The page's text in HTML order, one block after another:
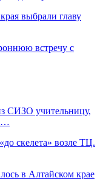
выбрали главу
встречу с
СИЗО учительницу,
скелета» возле ТЦ.
в Алтайском крае